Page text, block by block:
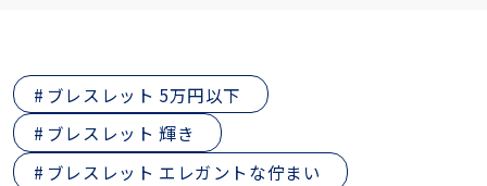
ブレスレット 5万円以下
ブレスレット 輝き
ブレスレット エレガントな佇まい